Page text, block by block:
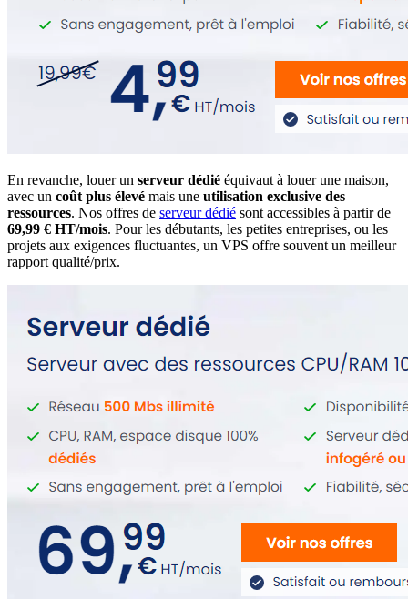
En revanche, louer un serveur dédié équivaut à louer une maison,
avec un coût plus élevé mais une utilisation exclusive des
ressources. Nos offres de serveur dédié sont accessibles à partir de
69,99 € HT/mois. Pour les débutants, les petites entreprises, ou les
projets aux exigences fluctuantes, un VPS offre souvent un meilleur
rapport qualité/prix.